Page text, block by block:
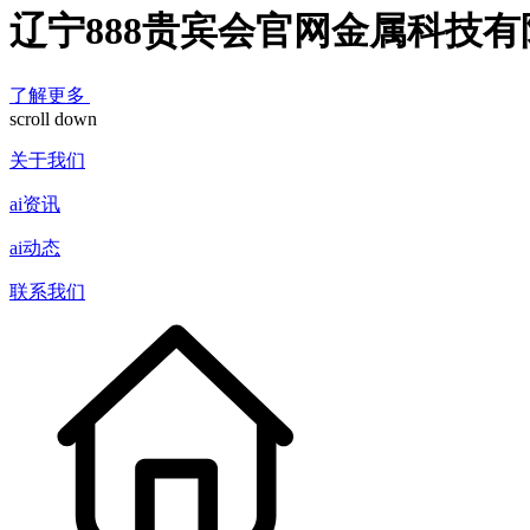
辽宁888贵宾会官网金属科技
了解更多
scroll down
关于我们
ai资讯
ai动态
联系我们